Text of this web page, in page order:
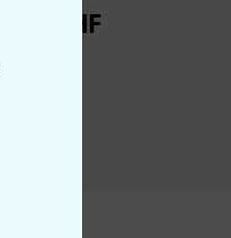
38 CHF